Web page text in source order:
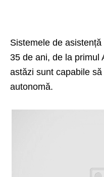
Sistemele de
35 de ani, de la primul
astăzi sunt capabile
autonomă.